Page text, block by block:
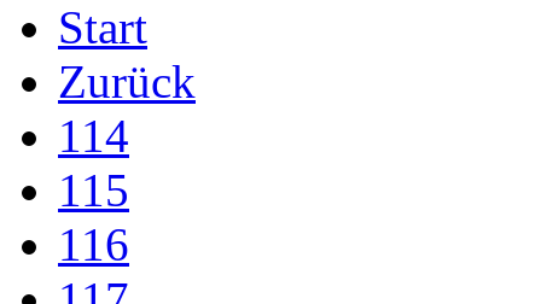
Start
Zurück
114
115
116